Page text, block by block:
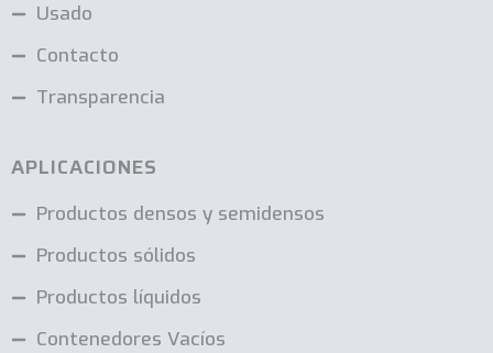
Usado
Contacto
Transparencia
APLICACIONES
Productos densos y semidensos
Productos sólidos
Productos líquidos
Contenedores Vacíos